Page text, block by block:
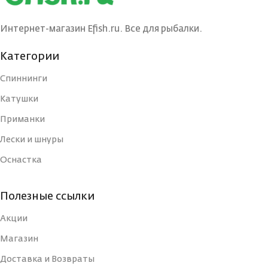
УПАКОВКА
ИЗГОТОВИТЕЛЬ
ВИД КРЮЧКА
Интернет-магазин Efish.ru. Все для рыбалки.
Категории
Спиннинги
Катушки
Приманки
Лески и шнуры
Оснастка
Полезные ссылки
Акции
Магазин
Доставка и Возвраты